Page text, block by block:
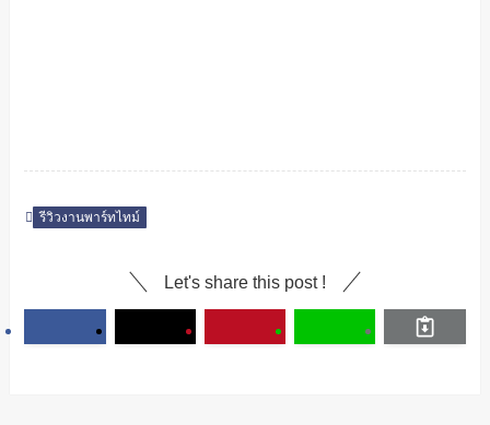
รีวิวงานพาร์ทไทม์
Let's share this post !